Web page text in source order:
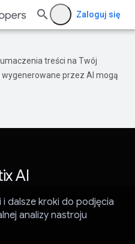
Zaloguj się
treści na Twój
przez AI mogą
AI
dalsze kroki do podjęcia
analizy nastroju